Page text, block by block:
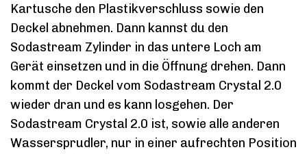
Kartusche den Plastikverschluss sowie den
Deckel abnehmen. Dann kannst du den
Sodastream Zylinder in das untere Loch am
Gerät einsetzen und in die Öffnung drehen. Dann
kommt der Deckel vom Sodastream Crystal 2.0
wieder dran und es kann losgehen. Der
Sodastream Crystal 2.0 ist, sowie alle anderen
Wassersprudler, nur in einer aufrechten Position